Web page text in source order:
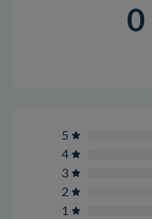
0
5
4
3
2
1